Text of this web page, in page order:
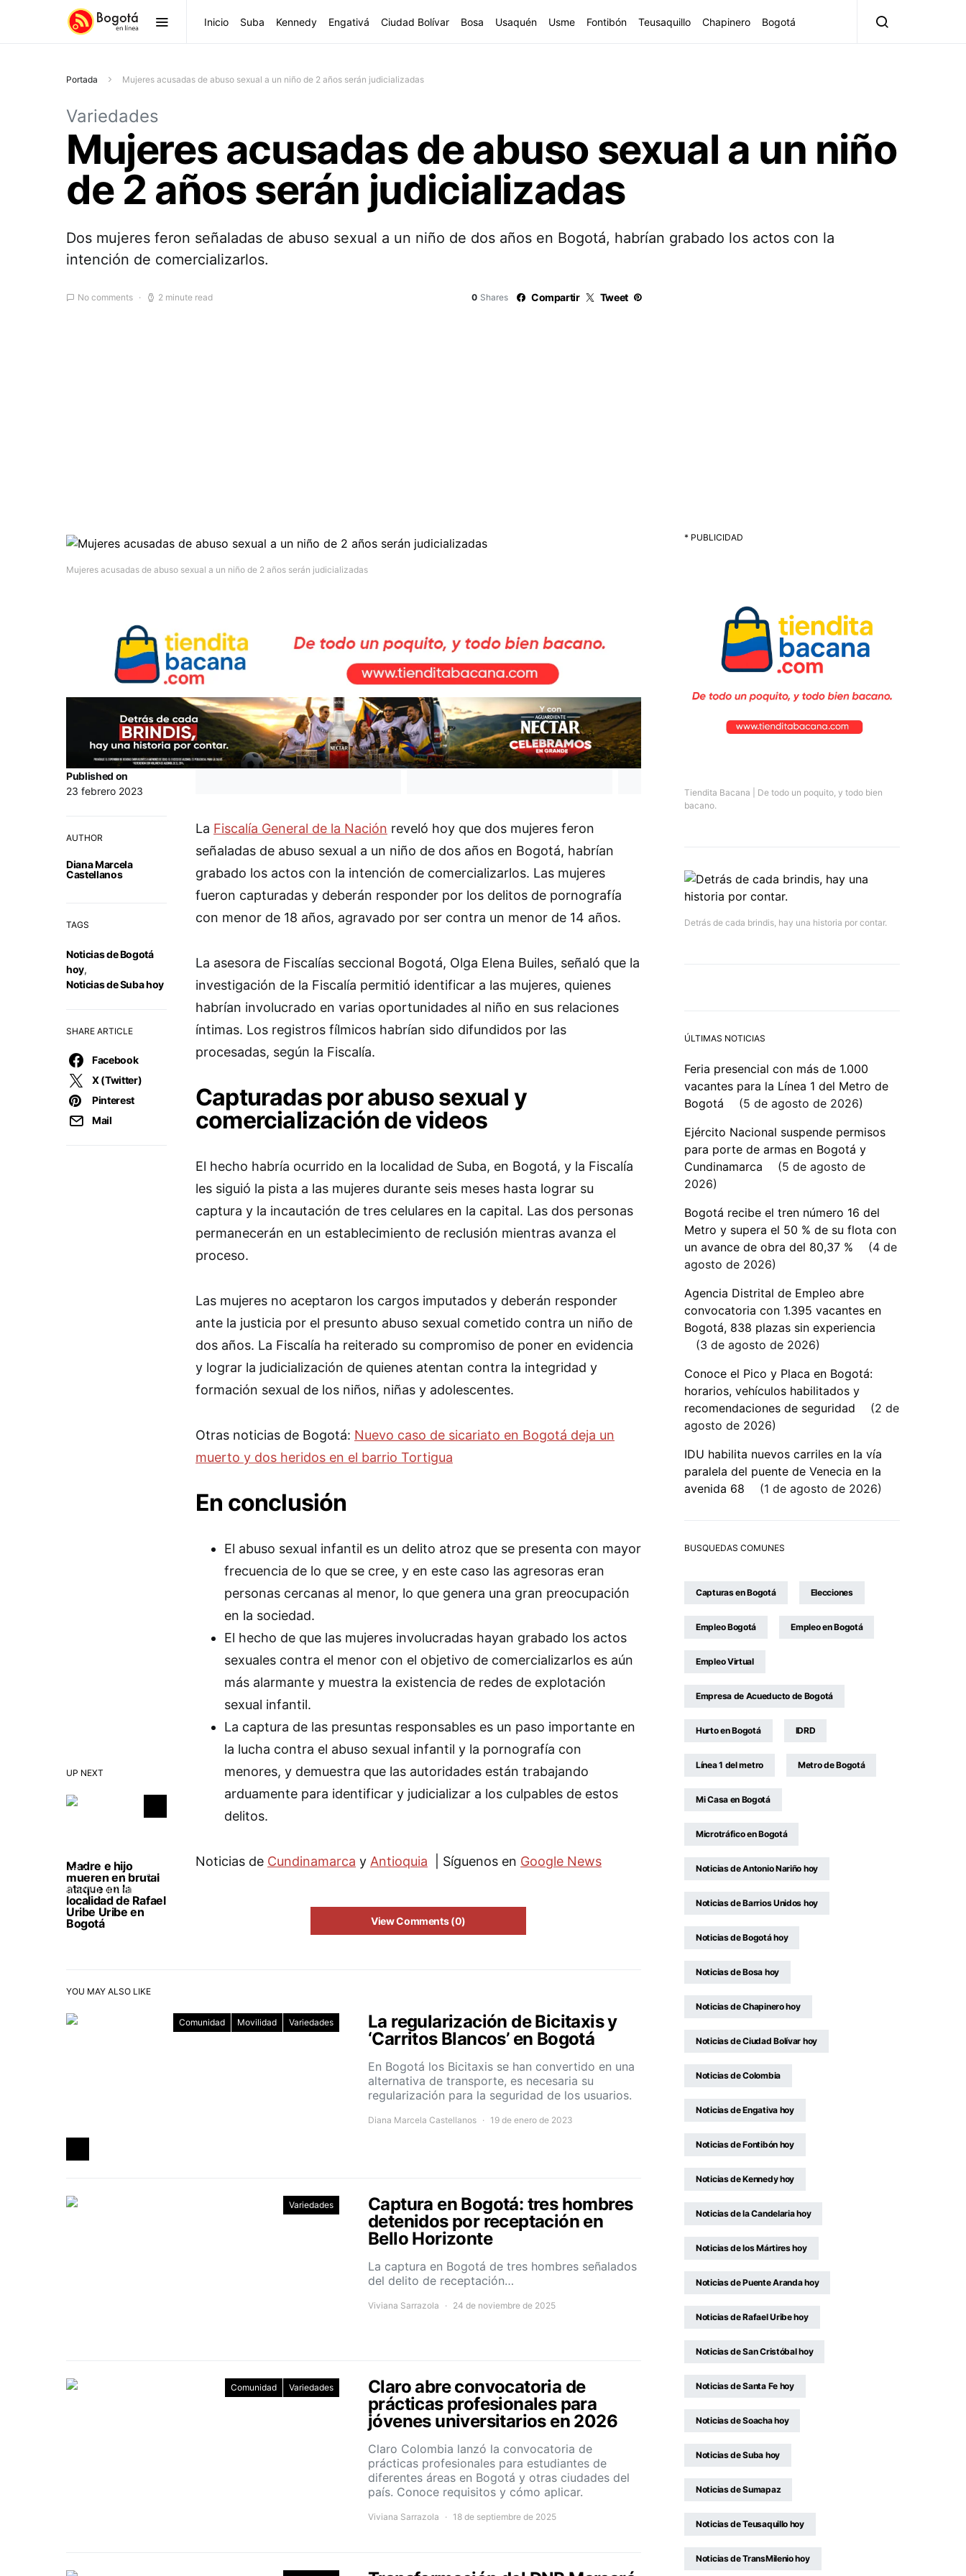
Inicio Suba Kennedy Engativá Ciudad Bolívar Bosa Usaquén Usme Fontibón Teusaquillo Chapinero Bogotá
Portada Mujeres acusadas de abuso sexual a un niño de 2 años serán judicializadas
Variedades
Mujeres acusadas de abuso sexual a un niño
de 2 años serán judicializadas
Dos mujeres feron señaladas de abuso sexual a un niño de dos años en Bogotá, habrían grabado los actos con la
intención de comercializarlos.
No comments 2 minute read 0 Shares Compartir Tweet
Mujeres acusadas de abuso sexual a un niño de 2 años serán judicializadas
UP NEXT
Madre e hijo
mueren en brutal
ataque en la
localidad de Rafael
Uribe Uribe en
Bogotá
Published on
23 febrero 2023
AUTHOR
Diana Marcela
Castellanos
TAGS
Noticias de Bogotá
hoy,
Noticias de Suba hoy
SHARE ARTICLE
Facebook
X (Twitter)
Pinterest
Mail
La Fiscalía General de la Nación reveló hoy que dos mujeres feron
señaladas de abuso sexual a un niño de dos años en Bogotá, habrían
grabado los actos con la intención de comercializarlos. Las mujeres
fueron capturadas y deberán responder por los delitos de pornografía
con menor de 18 años, agravado por ser contra un menor de 14 años.
La asesora de Fiscalías seccional Bogotá, Olga Elena Builes, señaló que la
investigación de la Fiscalía permitió identificar a las mujeres, quienes
habrían involucrado en varias oportunidades al niño en sus relaciones
íntimas. Los registros fílmicos habrían sido difundidos por las
procesadas, según la Fiscalía.
Capturadas por abuso sexual y
comercialización de videos
El hecho habría ocurrido en la localidad de Suba, en Bogotá, y la Fiscalía
les siguió la pista a las mujeres durante seis meses hasta lograr su
captura y la incautación de tres celulares en la capital. Las dos personas
permanecerán en un establecimiento de reclusión mientras avanza el
proceso.
Las mujeres no aceptaron los cargos imputados y deberán responder
ante la justicia por el presunto abuso sexual cometido contra un niño de
dos años. La Fiscalía ha reiterado su compromiso de poner en evidencia
y lograr la judicialización de quienes atentan contra la integridad y
formación sexual de los niños, niñas y adolescentes.
Otras noticias de Bogotá: Nuevo caso de sicariato en Bogotá deja un
muerto y dos heridos en el barrio Tortigua
En conclusión
El abuso sexual infantil es un delito atroz que se presenta con mayor
frecuencia de lo que se cree, y en este caso las agresoras eran
personas cercanas al menor, lo que genera una gran preocupación
en la sociedad.
El hecho de que las mujeres involucradas hayan grabado los actos
sexuales contra el menor con el objetivo de comercializarlos es aún
más alarmante y muestra la existencia de redes de explotación
sexual infantil.
La captura de las presuntas responsables es un paso importante en
la lucha contra el abuso sexual infantil y la pornografía con
menores, y demuestra que las autoridades están trabajando
arduamente para identificar y judicializar a los culpables de estos
delitos.
Noticias de Cundinamarca y Antioquia | Síguenos en Google News
View Comments (0)
YOU MAY ALSO LIKE
Comunidad Movilidad Variedades
La regularización de Bicitaxis y
‘Carritos Blancos’ en Bogotá
En Bogotá los Bicitaxis se han convertido en una
alternativa de transporte, es necesaria su
regularización para la seguridad de los usuarios.
Diana Marcela Castellanos 19 de enero de 2023
Variedades
Captura en Bogotá: tres hombres
detenidos por receptación en
Bello Horizonte
La captura en Bogotá de tres hombres señalados
del delito de receptación…
Viviana Sarrazola 24 de noviembre de 2025
Comunidad Variedades
Claro abre convocatoria de
prácticas profesionales para
jóvenes universitarios en 2026
Claro Colombia lanzó la convocatoria de
prácticas profesionales para estudiantes de
diferentes áreas en Bogotá y otras ciudades del
país. Conoce requisitos y cómo aplicar.
Viviana Sarrazola 18 de septiembre de 2025
* PUBLICIDAD
Tiendita Bacana | De todo un poquito, y todo bien
bacano.
Detrás de cada brindis, hay una historia por contar.
ÚLTIMAS NOTICIAS
Feria presencial con más de 1.000
vacantes para la Línea 1 del Metro de
Bogotá
5 de agosto de 2026
Ejército Nacional suspende permisos
para porte de armas en Bogotá y
Cundinamarca
5 de agosto de
2026
Bogotá recibe el tren número 16 del
Metro y supera el 50 % de su flota con
un avance de obra del 80,37 %
4 de
agosto de 2026
Agencia Distrital de Empleo abre
convocatoria con 1.395 vacantes en
Bogotá, 838 plazas sin experiencia
3 de agosto de 2026
Conoce el Pico y Placa en Bogotá:
horarios, vehículos habilitados y
recomendaciones de seguridad
2 de
agosto de 2026
IDU habilita nuevos carriles en la vía
paralela del puente de Venecia en la
avenida 68
1 de agosto de 2026
BUSQUEDAS COMUNES
Capturas en Bogotá Elecciones
Empleo Bogotá Empleo en Bogotá
Empleo Virtual
Empresa de Acueducto de Bogotá
Hurto en Bogotá IDRD
Línea 1 del metro Metro de Bogotá
Mi Casa en Bogotá
Microtráfico en Bogotá
Noticias de Antonio Nariño hoy
Noticias de Barrios Unidos hoy
Noticias de Bogotá hoy
Noticias de Bosa hoy
Noticias de Chapinero hoy
Noticias de Ciudad Bolívar hoy
Noticias de Colombia
Noticias de Engativa hoy
Noticias de Fontibón hoy
Noticias de Kennedy hoy
Noticias de la Candelaria hoy
Noticias de los Mártires hoy
Noticias de Puente Aranda hoy
Noticias de Rafael Uribe hoy
Noticias de San Cristóbal hoy
Noticias de Santa Fe hoy
Noticias de Soacha hoy
Noticias de Suba hoy
Noticias de Sumapaz
Noticias de Teusaquillo hoy
Noticias de TransMilenio hoy